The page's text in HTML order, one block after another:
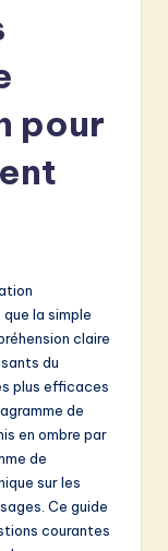
pour
la simple
claire
du
plus efficaces
de
en ombre par
de
sur les
Ce guide
courantes